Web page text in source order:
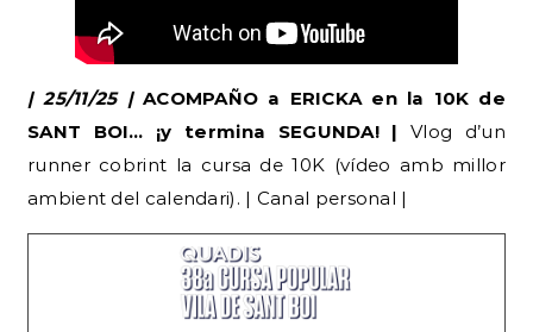
| 25/11/25 | ACOMPAÑO a ERICKA en la 10K de
SANT BOI… ¡y termina SEGUNDA! | Vlog d’un
runner cobrint la cursa de 10K (vídeo amb millor
ambient del calendari). | Canal personal |